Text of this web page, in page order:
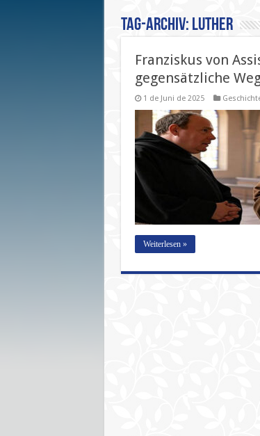
Tag-Archiv: Luther
Franziskus von
gegensätzliche
1 de Juni de 2025
Weiterlesen »